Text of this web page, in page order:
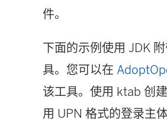
件。
下面的示例使用 JDK
具。您可以在
该工具。使用 ktab 创
用 UPN 格式的登录主体